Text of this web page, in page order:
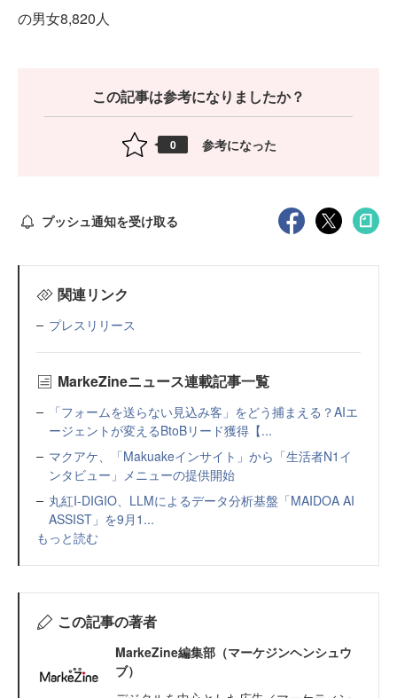
の男女8,820人
この記事は参考になりましたか？
0 参考になった
プッシュ通知を受け取る
関連リンク
プレスリリース
MarkeZineニュース連載記事一覧
「フォームを送らない見込み客」をどう捕まえる？AIエ
ージェントが変えるBtoBリード獲得【...
マクアケ、「Makuakeインサイト」から「生活者N1イ
ンタビュー」メニューの提供開始
丸紅I-DIGIO、LLMによるデータ分析基盤「MAIDOA AI
ASSIST」を9月1...
もっと読む
この記事の著者
MarkeZine編集部（マーケジンヘンシュウ
ブ）